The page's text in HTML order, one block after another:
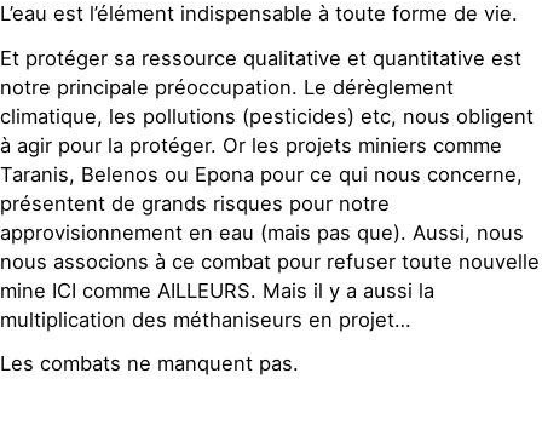
L’eau est l’élément indispensable à toute forme de vie.
Et protéger sa ressource qualitative et quantitative est
notre principale préoccupation. Le dérèglement
climatique, les pollutions (pesticides) etc, nous obligent
à agir pour la protéger. Or les projets miniers comme
Taranis, Belenos ou Epona pour ce qui nous concerne,
présentent de grands risques pour notre
approvisionnement en eau (mais pas que). Aussi, nous
nous associons à ce combat pour refuser toute nouvelle
mine ICI comme AILLEURS. Mais il y a aussi la
multiplication des méthaniseurs en projet…
Les combats ne manquent pas.